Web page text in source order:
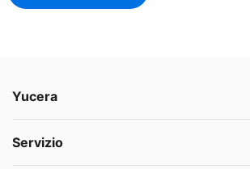
Yucera
Servizio